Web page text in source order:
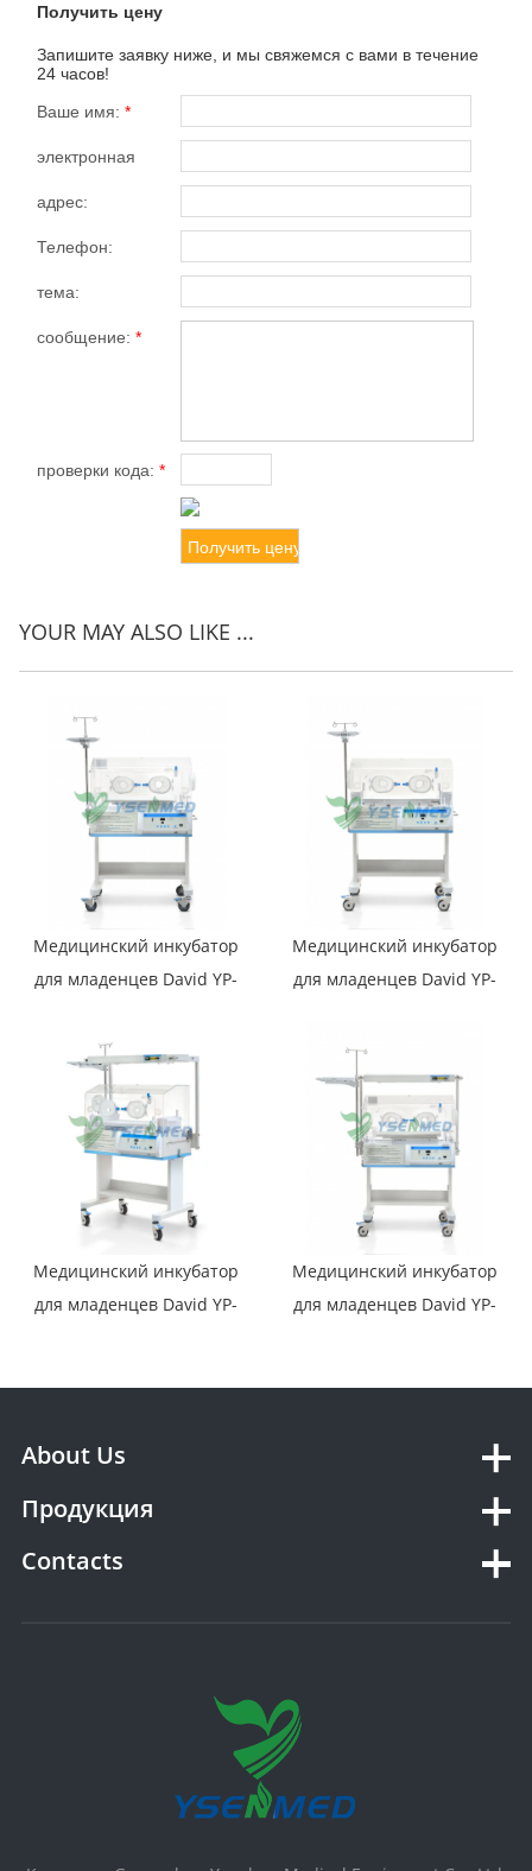
Получить цену
Запишите заявку ниже, и мы свяжемся с вами в течение
24 часов!
Ваше имя:*
электронная
адрес:
Телефон:
тема:
сообщение:*
проверки кода:*
YOUR MAY ALSO LIKE ...
Медицинский инкубатор
для младенцев David YP-
Медицинский инкубатор
для младенцев David YP-
Медицинский инкубатор
для младенцев David YP-
Медицинский инкубатор
для младенцев David YP-
About Us
Продукция
Contacts